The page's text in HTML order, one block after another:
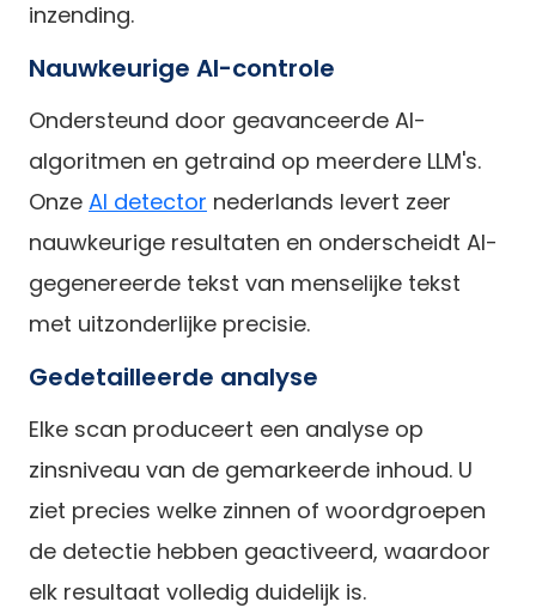
inzending.
Nauwkeurige AI-controle
Ondersteund door geavanceerde AI-
algoritmen en getraind op meerdere LLM's.
Onze AI detector nederlands levert zeer
nauwkeurige resultaten en onderscheidt AI-
gegenereerde tekst van menselijke tekst
met uitzonderlijke precisie.
Gedetailleerde analyse
Elke scan produceert een analyse op
zinsniveau van de gemarkeerde inhoud. U
ziet precies welke zinnen of woordgroepen
de detectie hebben geactiveerd, waardoor
elk resultaat volledig duidelijk is.